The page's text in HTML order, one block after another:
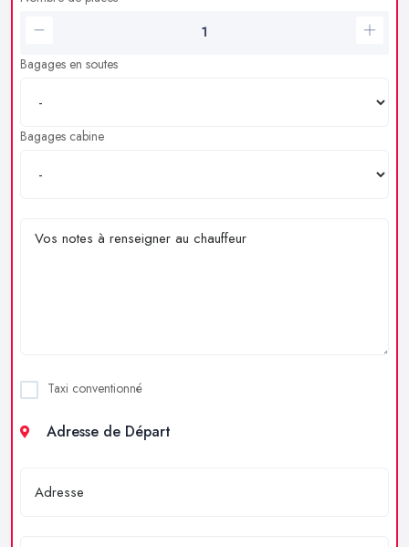
Bagages en soutes
Bagages cabine
Taxi conventionné
Adresse de Départ